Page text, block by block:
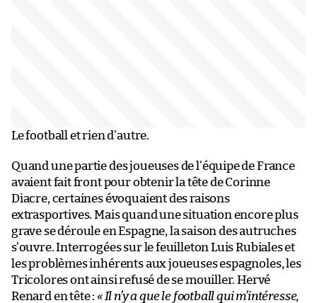
Le football et rien d’autre.
Quand une partie des joueuses de l’équipe de France
avaient fait front pour obtenir la tête de Corinne
Diacre, certaines évoquaient des raisons
extrasportives. Mais quand une situation encore plus
grave se déroule en Espagne, la saison des autruches
s’ouvre. Interrogées sur le feuilleton Luis Rubiales et
les problèmes inhérents aux joueuses espagnoles, les
Tricolores ont ainsi refusé de se mouiller. Hervé
Renard en tête : « Il n’y a que le football qui m’intéresse,